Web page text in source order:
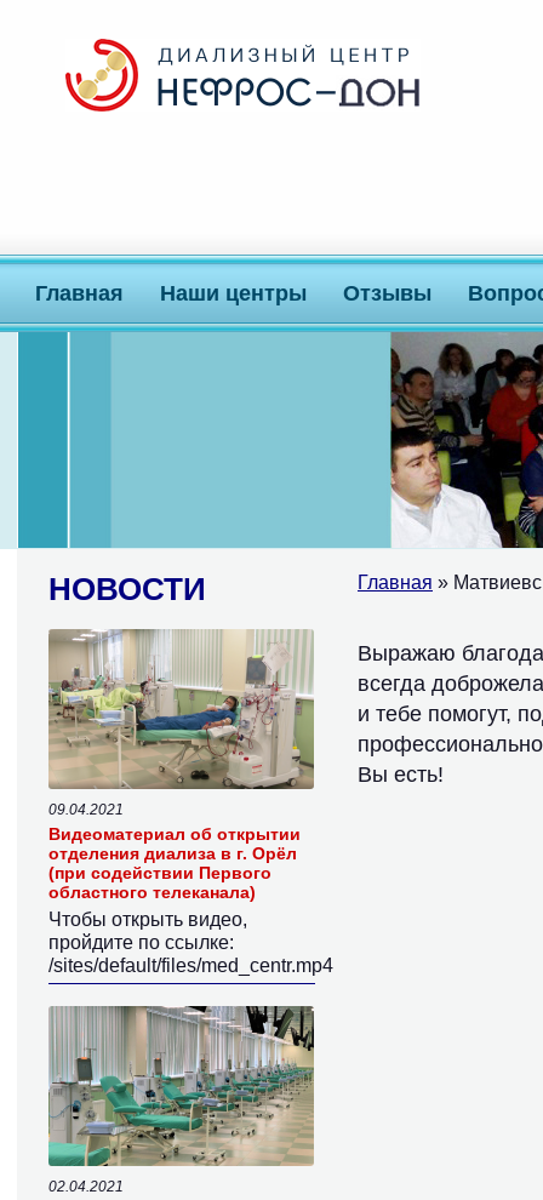
Главная Наши центры Отзывы
Главная »
Выражаю
всегда
и тебе помогут,
Вы есть!
НОВОСТИ
09.04.2021
Видеоматериал об открытии
отделения диализа в г. Орёл
(при содействии Первого
областного телеканала)
Чтобы открыть видео,
пройдите по ссылке:
/sites/default/files/med_centr.mp4
02.04.2021